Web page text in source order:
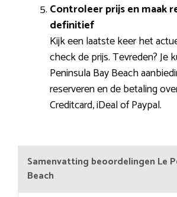
Controleer prijs en maak
definitief
Kijk een laatste keer het
check de prijs. Tevreden? Je
Peninsula Bay Beach
reserveren en de betaling
Creditcard, iDeal of Paypal.
Samenvatting beoordelingen Le
Beach